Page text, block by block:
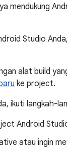
Studio
alat build
ke project.
ikuti langkah-
Android
atau ingin